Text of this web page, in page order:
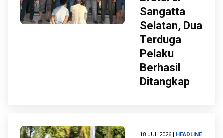
Sangatta
Selatan, Dua
Terduga
Pelaku
Berhasil
Ditangkap
18 JUL 2026 | HEADLINE